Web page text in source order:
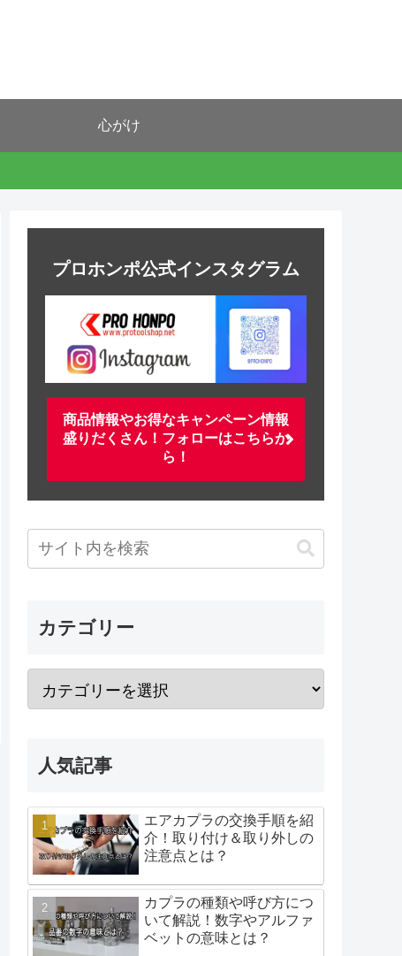
心がけ
プロホンポ公式インスタグラム
商品情報やお得なキャンペーン情報
盛りだくさん！フォローはこちらか
ら！
カテゴリー
人気記事
エアカプラの交換手順を紹
介！取り付け＆取り外しの
注意点とは？
カプラの種類や呼び方につ
いて解説！数字やアルファ
ベットの意味とは？